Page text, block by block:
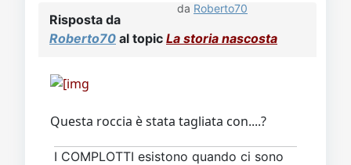
da Roberto70
Risposta da
Roberto70 al topic La storia nascosta
Questa roccia è stata tagliata con....?
I COMPLOTTI esistono quando ci sono